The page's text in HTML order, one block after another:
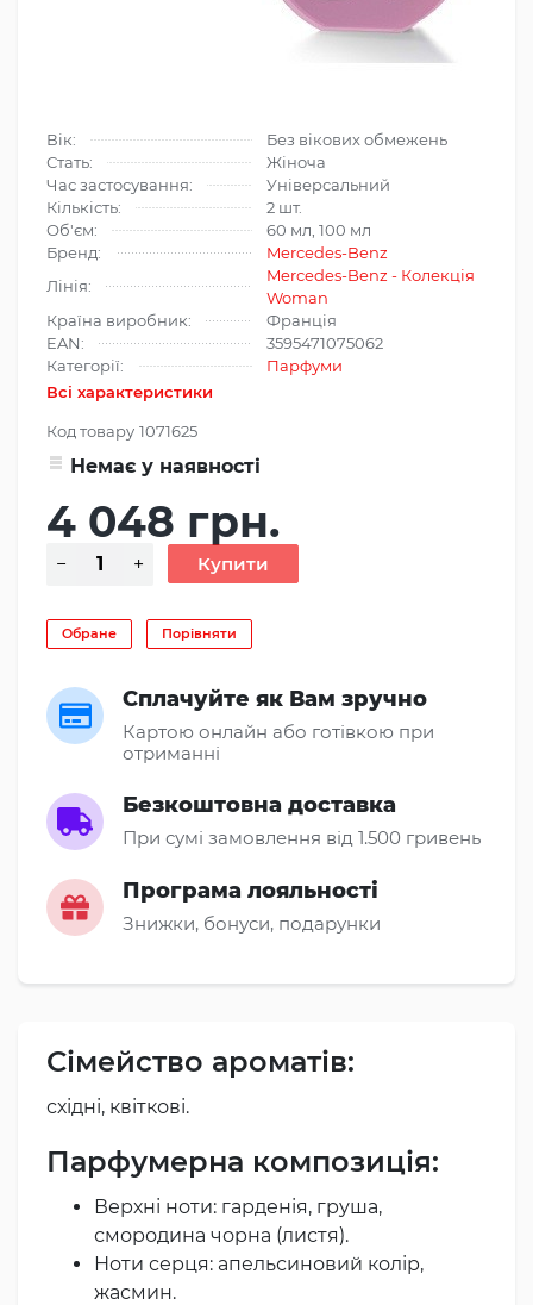
Вік:
Без вікових обмежень
Стать:
Жіноча
Час застосування:
Універсальний
Кількість:
2 шт.
Об'єм:
60 мл, 100 мл
Бренд:
Mercedes-Benz
Лінія:
Mercedes-Benz - Колекція
Woman
Країна виробник:
Франція
EAN:
3595471075062
Категорії:
Парфуми
Всі характеристики
Код товару 1071625
Немає у наявності
4 048 грн.
Обране Порівняти
Сплачуйте як Вам зручно
Картою онлайн або готівкою при
отриманні
Безкоштовна доставка
При сумі замовлення від 1.500 гривень
Програма лояльності
Знижки, бонуси, подарунки
Сімейство ароматів:
східні, квіткові.
Парфумерна композиція:
Верхні ноти: гарденія, груша,
смородина чорна (листя).
Ноти серця: апельсиновий колір,
жасмин.